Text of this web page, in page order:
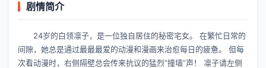
剧情简介
24岁的白领凛子，是一位独自居住的秘密宅女。 在繁忙日常的
间隙，她总是通过最最最爱的动漫和漫画来治愈每日的疲惫。 但每
次看动漫时，右侧隔壁总会传来抗议的猛烈“撞墙”声！ 凛子请左侧